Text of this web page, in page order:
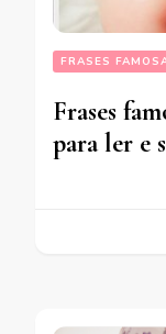
FRASES
Frases
para ler e